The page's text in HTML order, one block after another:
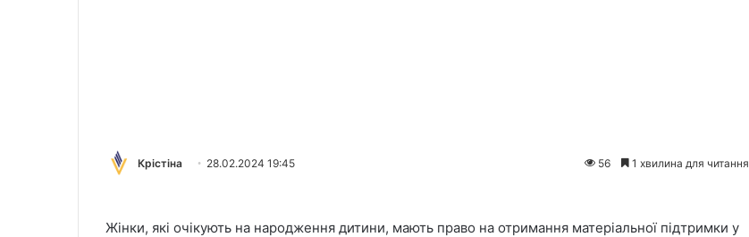
Крістіна 28.02.2024 19:45 56 1 хвилина для читання
Жінки, які очікують на народження дитини, мають право на отримання матеріальної підтримки у